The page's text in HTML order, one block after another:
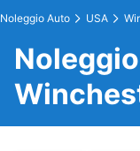
Noleggio Auto USA